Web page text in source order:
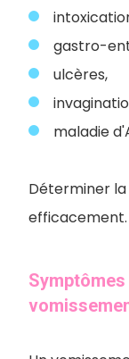
gastro-
ulcères,
maladie
Déterminer
efficacement.